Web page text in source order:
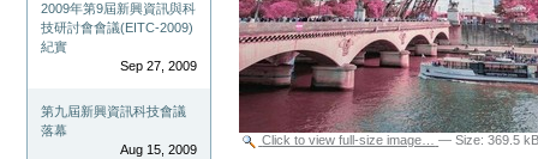
2009年第9屆新興資訊與科
技研討會會議(EITC-2009)
紀實
Sep 27, 2009
第九屆新興資訊科技會議
落幕
Aug 15, 2009
Click to view full-size image… —Size:369.5